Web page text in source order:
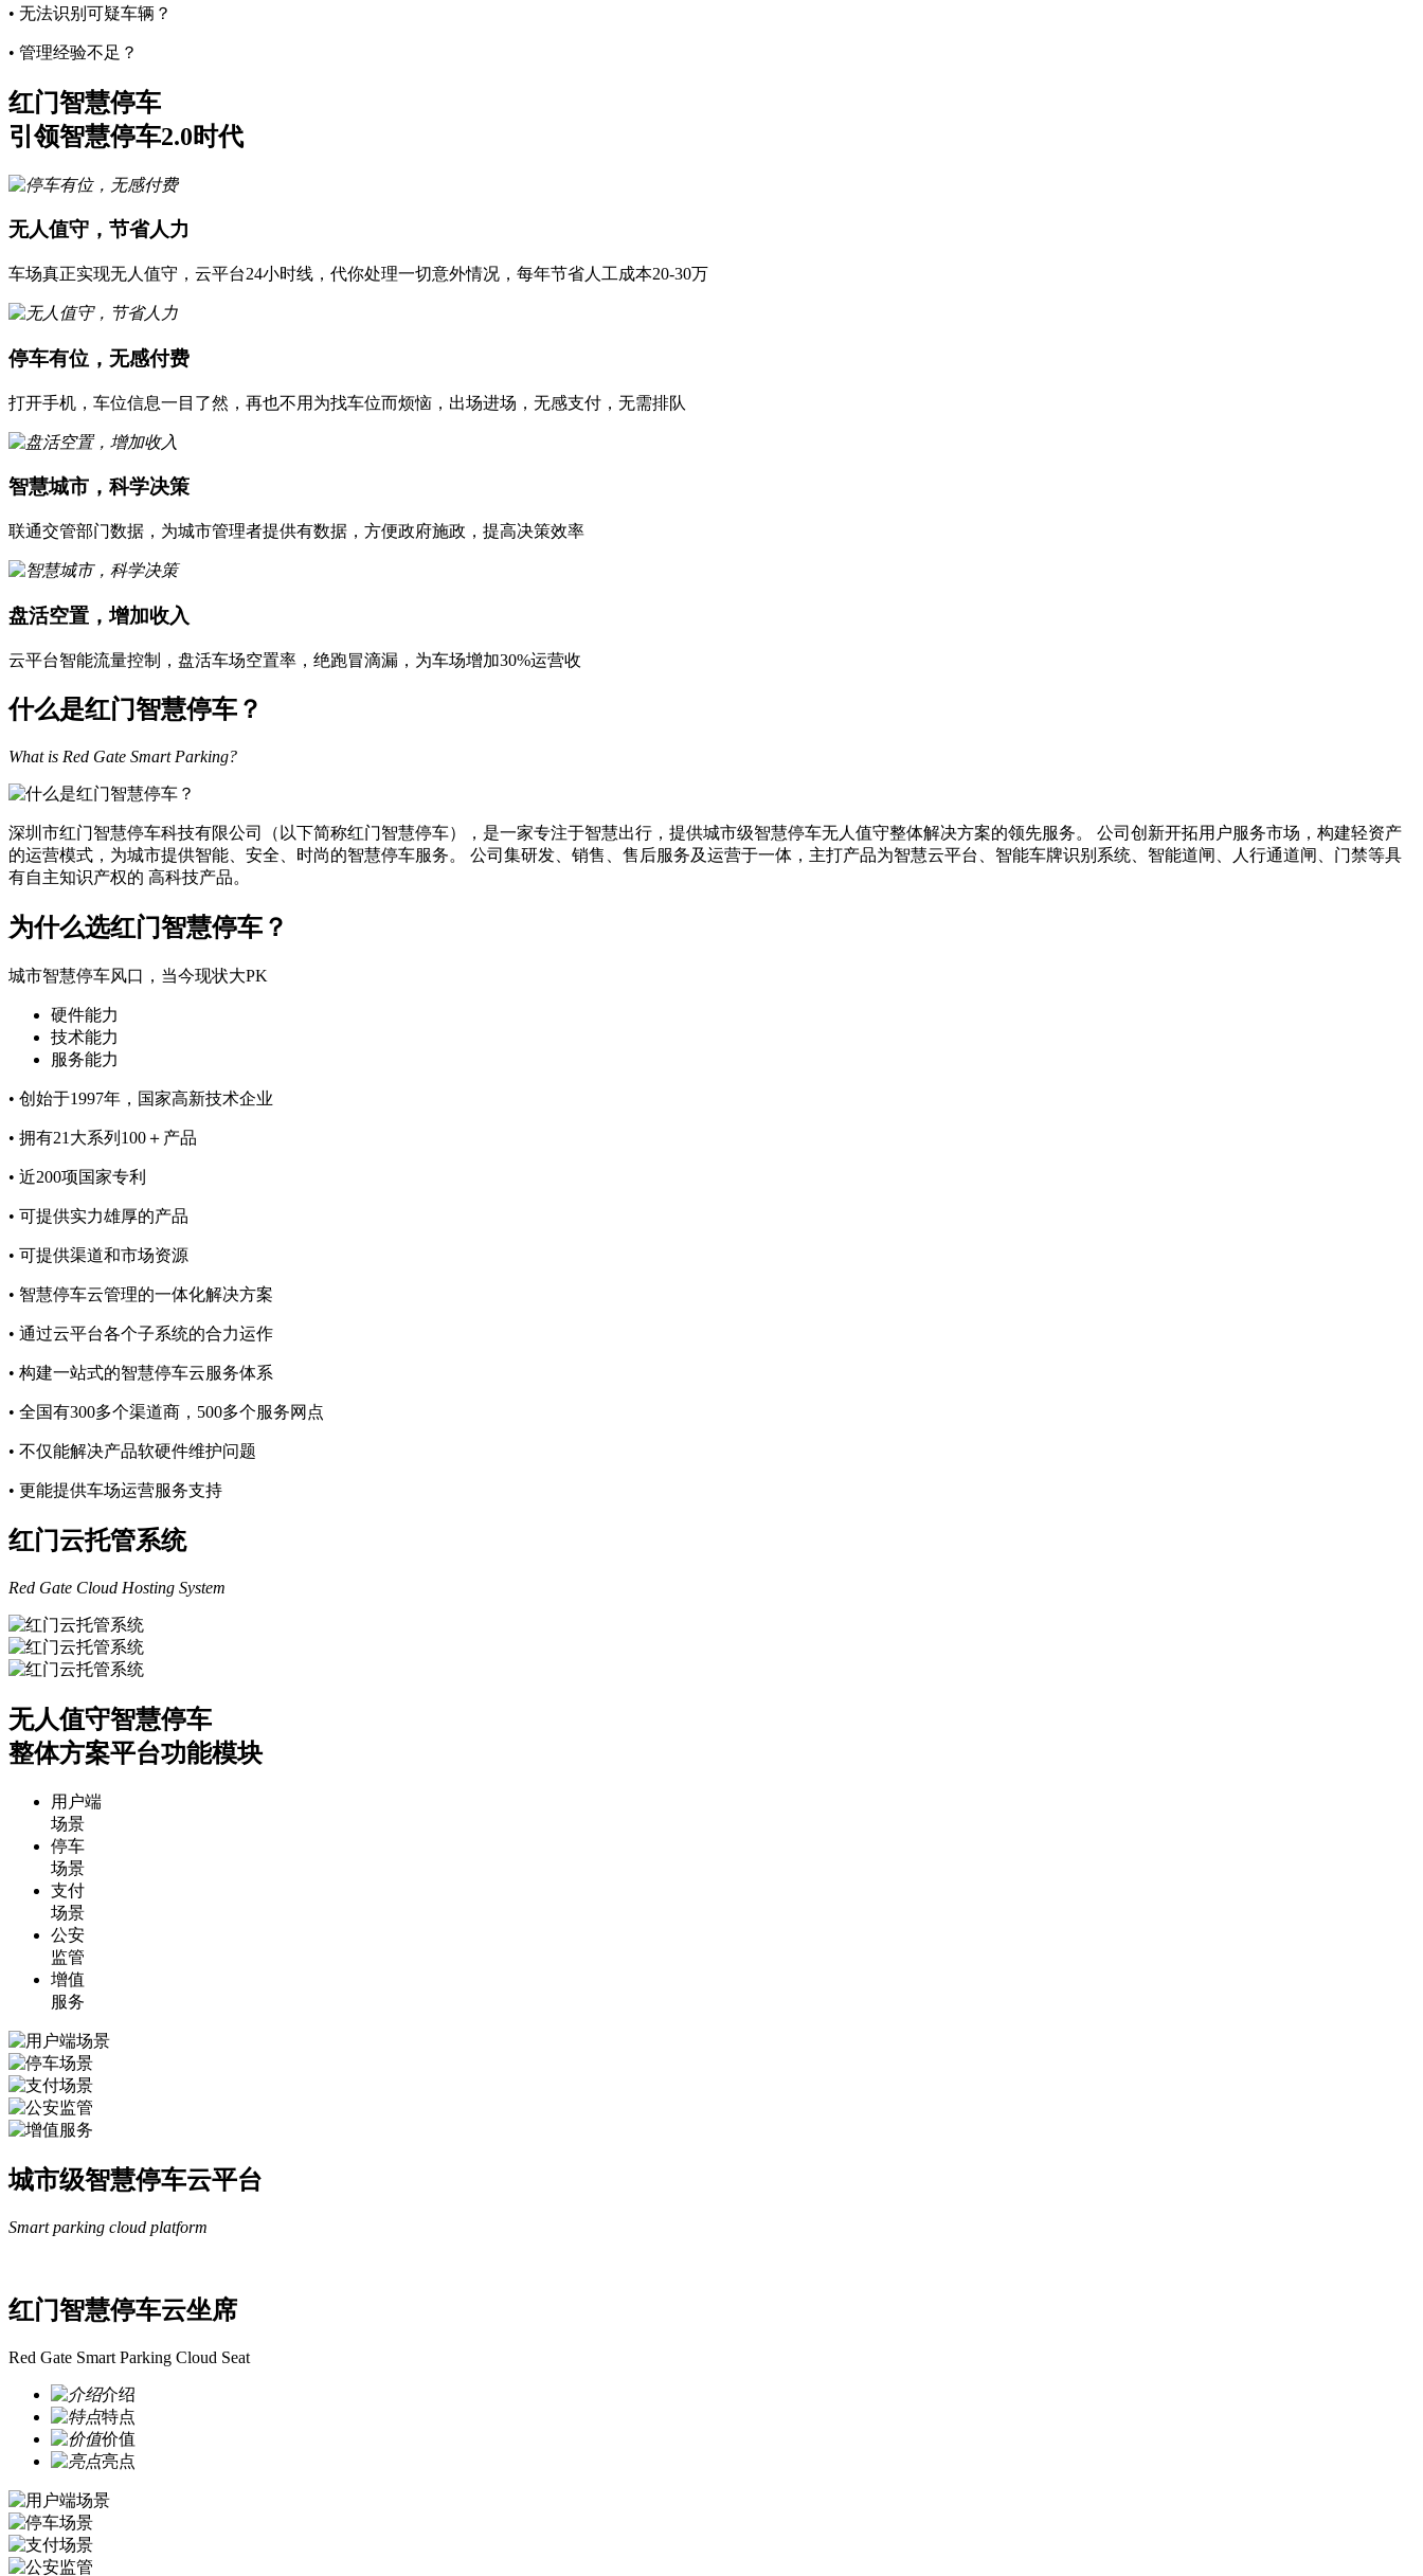
• 无法识别可疑车辆？
• 管理经验不足？
红门智慧停车
引领智慧停车2.0时代
无人值守，节省人力
车场真正实现无人值守，云平台24小时线，代你处理一切意外情况，每年节省人工成本20-30万
停车有位，无感付费
打开手机，车位信息一目了然，再也不用为找车位而烦恼，出场进场，无感支付，无需排队
智慧城市，科学决策
联通交管部门数据，为城市管理者提供有数据，方便政府施政，提高决策效率
盘活空置，增加收入
云平台智能流量控制，盘活车场空置率，绝跑冒滴漏，为车场增加30%运营收
什么是红门智慧停车？
What is Red Gate Smart Parking?
深圳市红门智慧停车科技有限公司（以下简称红门智慧停车），是一家专注于智慧出行，提供城市级智慧停车无人值守整体解决方案的领先服务。 公司创新开拓用户服务市场，构建轻资产
的运营模式，为城市提供智能、安全、时尚的智慧停车服务。 公司集研发、销售、售后服务及运营于一体，主打产品为智慧云平台、智能车牌识别系统、智能道闸、人行通道闸、门禁等具
有自主知识产权的 高科技产品。
为什么选红门智慧停车？
城市智慧停车风口，当今现状大PK
硬件能力
技术能力
服务能力
• 创始于1997年，国家高新技术企业
• 拥有21大系列100＋产品
• 近200项国家专利
• 可提供实力雄厚的产品
• 可提供渠道和市场资源
• 智慧停车云管理的一体化解决方案
• 通过云平台各个子系统的合力运作
• 构建一站式的智慧停车云服务体系
• 全国有300多个渠道商，500多个服务网点
• 不仅能解决产品软硬件维护问题
• 更能提供车场运营服务支持
红门云托管系统
Red Gate Cloud Hosting System
无人值守智慧停车
整体方案平台功能模块
用户端
场景
停车
场景
支付
场景
公安
监管
增值
服务
城市级智慧停车云平台
Smart parking cloud platform
红门智慧停车云坐席
Red Gate Smart Parking Cloud Seat
介绍
特点
价值
亮点